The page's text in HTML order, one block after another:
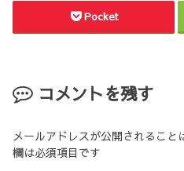
Pocket
コメントを残す
メールアドレスが公開されること
欄は必須項目です